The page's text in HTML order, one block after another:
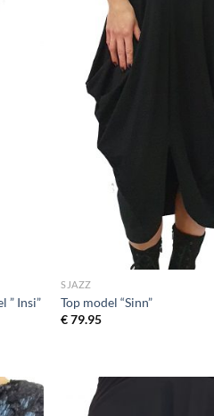
” Insi”
SJAZZ
Top model “Sinn”
€79.95